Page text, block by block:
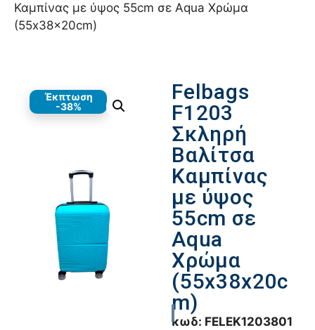
Καμπίνας με ύψος 55cm σε Aqua Χρώμα
(55x38x20cm)
Έκπτωση
-38%
Felbags
F1203
Σκληρή
Βαλίτσα
Καμπίνας
με ύψος
55cm σε
Aqua
Χρώμα
(55x38x20c
m)
κωδ: FELEK1203801